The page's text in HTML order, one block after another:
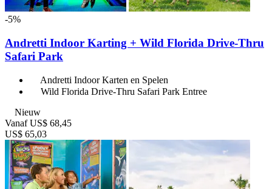
-5%
Andretti Indoor Karting + Wild Florida Drive-Thru
Safari Park
Andretti Indoor Karten en Spelen
Wild Florida Drive-Thru Safari Park Entree
Nieuw
Vanaf US$ 68,45
US$ 65,03